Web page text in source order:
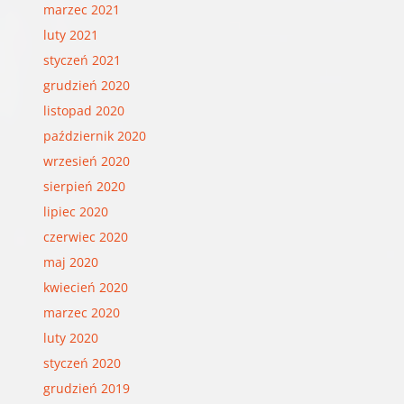
marzec 2021
luty 2021
styczeń 2021
grudzień 2020
listopad 2020
październik 2020
wrzesień 2020
sierpień 2020
lipiec 2020
czerwiec 2020
maj 2020
kwiecień 2020
marzec 2020
luty 2020
styczeń 2020
grudzień 2019